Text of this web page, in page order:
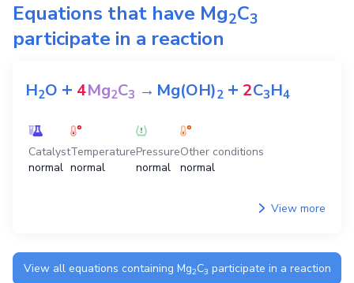
Equations that have Mg2C3
participate in a reaction
H2O + 4Mg2C3 →Mg(OH)2 + 2C3H4
Catalyst
normal
Temperature
normal
Pressure
normal
Other conditions
normal
View more
View all equations containing Mg2C3 participate in a reaction